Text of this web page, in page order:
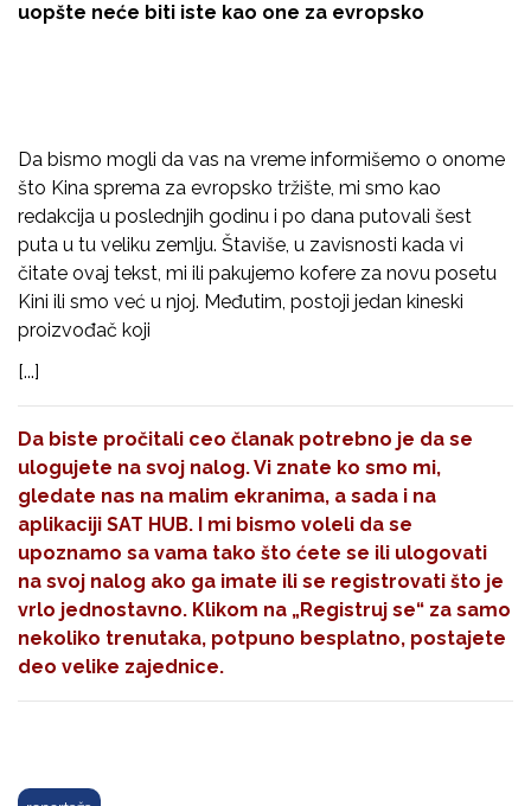
uopšte neće biti iste kao one za evropsko
Da bismo mogli da vas na vreme informišemo o onome
što Kina sprema za evropsko tržište, mi smo kao
redakcija u poslednjih godinu i po dana putovali šest
puta u tu veliku zemlju. Štaviše, u zavisnosti kada vi
čitate ovaj tekst, mi ili pakujemo kofere za novu posetu
Kini ili smo već u njoj. Međutim, postoji jedan kineski
proizvođač koji
[...]
Da biste pročitali ceo članak potrebno je da se
ulogujete na svoj nalog. Vi znate ko smo mi,
gledate nas na malim ekranima, a sada i na
aplikaciji SAT HUB. I mi bismo voleli da se
upoznamo sa vama tako što ćete se ili ulogovati
na svoj nalog ako ga imate ili se registrovati što je
vrlo jednostavno. Klikom na „Registruj se“ za samo
nekoliko trenutaka, potpuno besplatno, postajete
deo velike zajednice.